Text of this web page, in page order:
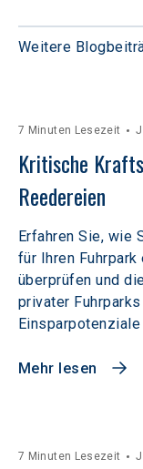
Weitere
7 Minuten Lesezeit
Kritische
Reedereien
Erfahren Sie, wie
für Ihren
überprüfen und
privater
Mehr lesen
7 Minuten Lesezeit